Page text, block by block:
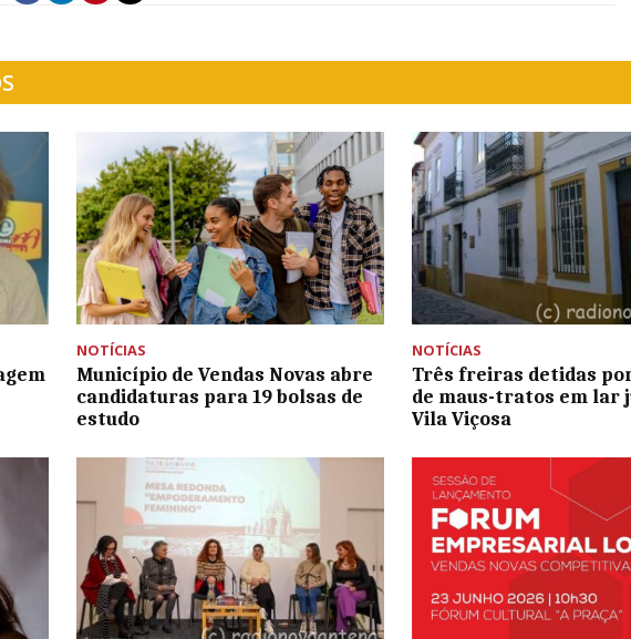
NOTÍCIAS
Município de Vendas Novas abre
candidaturas para 19 bolsas de
estudo
NOTÍCIAS
Três freiras detidas
de maus-tratos em lar
Vila Viçosa